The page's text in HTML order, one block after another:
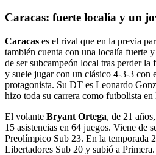
Caracas: fuerte localía y un
Caracas es el rival que en la previa
también cuenta con una localía fuerte
de ser subcampeón local tras perder
y suele jugar con un clásico 4-3-3 con
protagonista. Su DT es Leonardo
hizo toda su carrera como futbolista
El volante Bryant Ortega, de 21
15 asistencias en 64 juegos. Viene de
Preolímpico Sub 23. En la temporada
Libertadores Sub 20 y subió a Primera.